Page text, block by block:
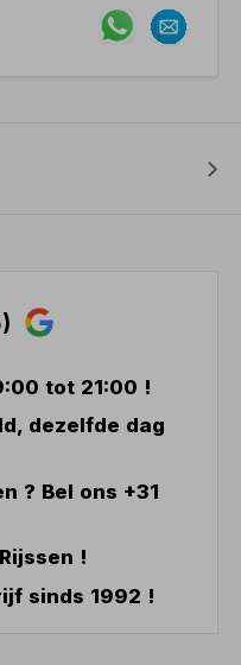
)
tot 21:00 !
dezelfde dag
? Bel ons +31
!
sinds 1992 !